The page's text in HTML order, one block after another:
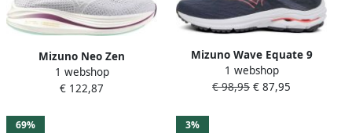
Mizuno Neo Zen
Hardloopschoenen Grijs 1 2
Vrouw
1 webshop
€ 122,87
Mizuno Wave Equate 9
Hardloopschoenen Dames
1 webshop
€ 98,95 € 87,95
69% 3%